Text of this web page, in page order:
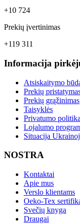
+10 724
Prekių įvertinimas
+119 311
Informacija
Atsiskaitymo
Prekių
Prekių grąžinimas
Taisyklės
Privatumo politika
Lojalumo
Situacija
NOSTRA
Kontaktai
Apie mus
Verslo klientams
Oeko-Tex
Svečių knyga
Draugai